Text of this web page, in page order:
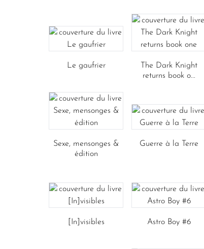
Le gaufrier
The Dark Knight
returns book o...
Sexe, mensonges &
édition
Guerre à la Terre
[In]visibles Astro Boy #6